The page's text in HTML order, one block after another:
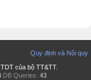
Quy định và Nội quy
của bộ TT&TT.
DB Queries: 43